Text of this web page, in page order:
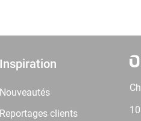
Inspiration
Nouveautés
Reportages clients